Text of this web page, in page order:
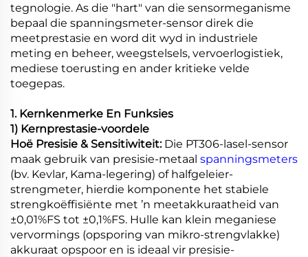
tegnologie. As die "hart" van die sensormeganisme
bepaal die spanningsmeter-sensor direk die
meetprestasie en word dit wyd in industriele
meting en beheer, weegstelsels, vervoerlogistiek,
mediese toerusting en ander kritieke velde
toegepas.
1. Kernkenmerke En Funksies
1) Kernprestasie-voordele
Hoë Presisie & Sensitiwiteit: Die PT306-lasel-sensor
maak gebruik van presisie-metaal spanningsmeters
(bv. Kevlar, Kama-legering) of halfgeleier-
strengmeter, hierdie komponente het stabiele
strengkoëffisiënte met ’n meetakkuraatheid van
±0,01%FS tot ±0,1%FS. Hulle kan klein meganiese
vervormings (opsporing van mikro-strengvlakke)
akkuraat opspoor en is ideaal vir presisie-